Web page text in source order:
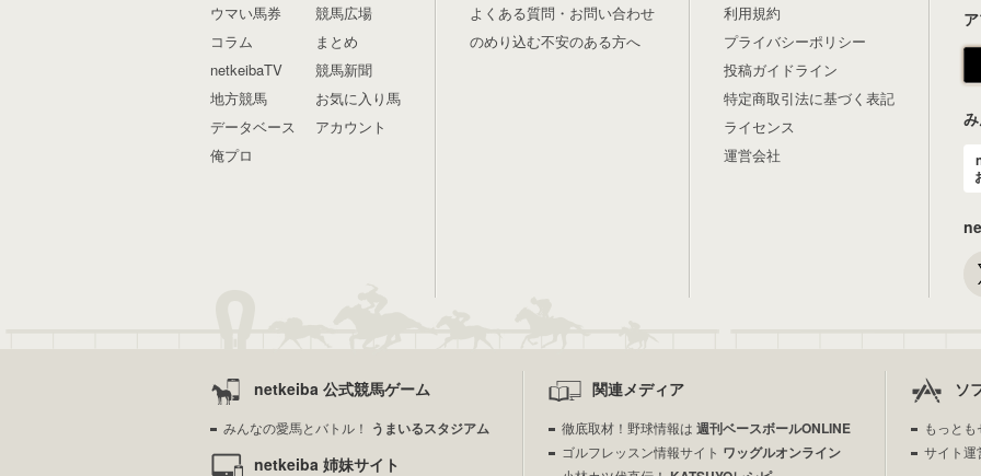
ウマい馬券
コラム
netkeibaTV
地方競馬
データベース
俺プロ
競馬広場
まとめ
競馬新聞
お気に入り馬
アカウント
よくある質問・お問い合わせ
のめり込む不安のある方へ
利用規約
プライバシーポリシー
投稿ガイドライン
特定商取引法に基づく表記
ライセンス
運営会社
netkeiba 公式競馬ゲーム
みんなの愛馬とバトル！ うまいるスタジアム
netkeiba 姉妹サイト
関連メディア
徹底取材！野球情報は 週刊ベースボールONLINE
ゴルフレッスン情報サイト ワッグルオンライン
ソ
もっと
サイト